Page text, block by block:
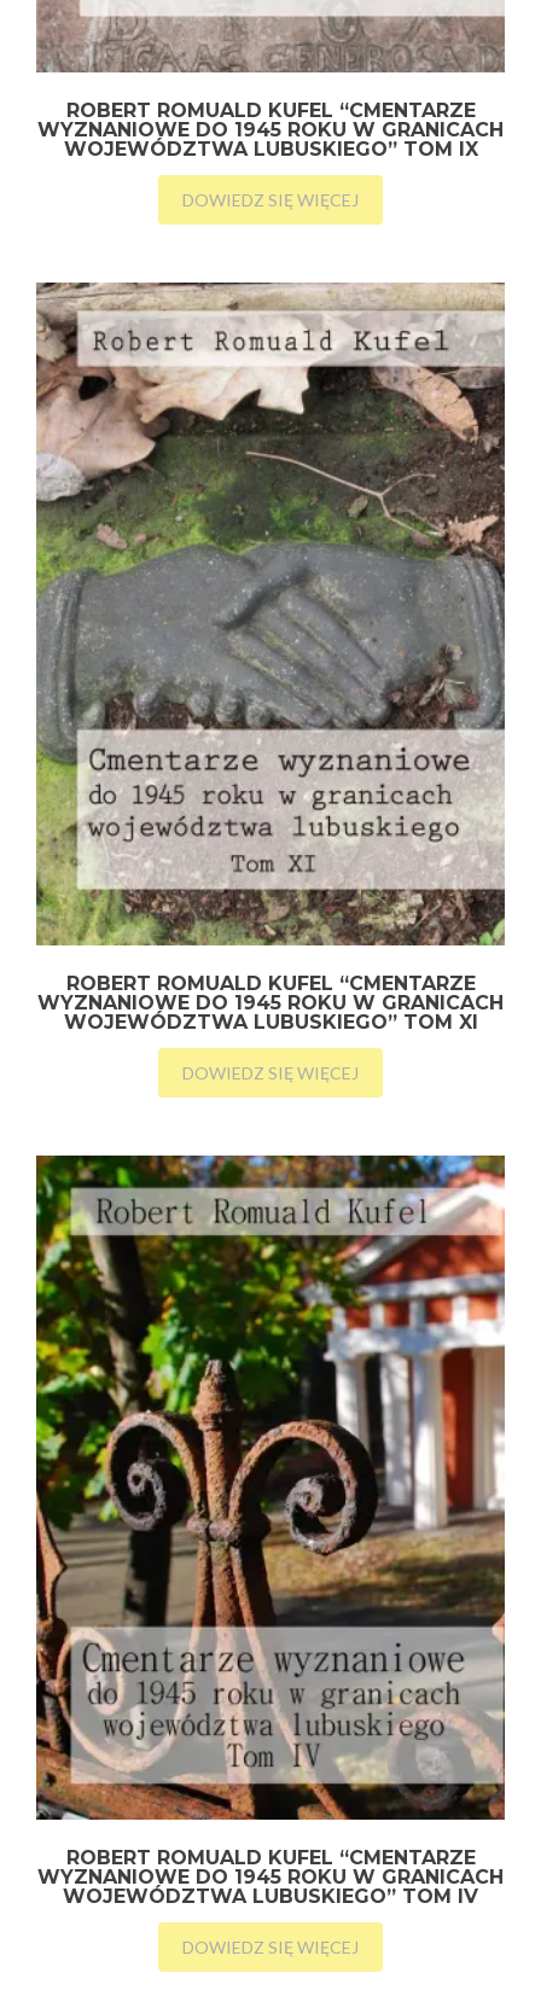
ROBERT ROMUALD KUFEL “CMENTARZE
WYZNANIOWE DO 1945 ROKU W GRANICACH
WOJEWÓDZTWA LUBUSKIEGO” TOM IX
DOWIEDZ SIĘ WIĘCEJ
ROBERT ROMUALD KUFEL “CMENTARZE
WYZNANIOWE DO 1945 ROKU W GRANICACH
WOJEWÓDZTWA LUBUSKIEGO” TOM XI
DOWIEDZ SIĘ WIĘCEJ
ROBERT ROMUALD KUFEL “CMENTARZE
WYZNANIOWE DO 1945 ROKU W GRANICACH
WOJEWÓDZTWA LUBUSKIEGO” TOM IV
DOWIEDZ SIĘ WIĘCEJ